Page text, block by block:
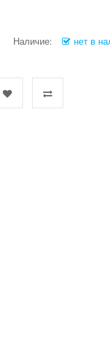
Наличие: нет в